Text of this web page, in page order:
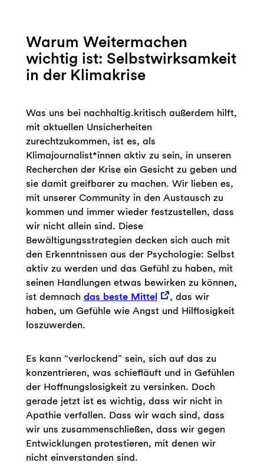
Warum Weitermachen
wichtig ist: Selbstwirksamkeit
in der Klimakrise
Was uns bei nachhaltig.kritisch außerdem hilft,
mit aktuellen Unsicherheiten
zurechtzukommen, ist es, als
Klimajournalist*innen aktiv zu sein, in unseren
Recherchen der Krise ein Gesicht zu geben und
sie damit greifbarer zu machen. Wir lieben es,
mit unserer Community in den Austausch zu
kommen und immer wieder festzustellen, dass
wir nicht allein sind. Diese
Bewältigungsstrategien decken sich auch mit
den Erkenntnissen aus der Psychologie: Selbst
aktiv zu werden und das Gefühl zu haben, mit
seinen Handlungen etwas bewirken zu können,
ist demnach das beste Mittel
, das wir
haben, um Gefühle wie Angst und Hilflosigkeit
loszuwerden.
Es kann “verlockend” sein, sich auf das zu
konzentrieren, was schiefläuft und in Gefühlen
der Hoffnungslosigkeit zu versinken. Doch
gerade jetzt ist es wichtig, dass wir nicht in
Apathie verfallen. Dass wir wach sind, dass
wir uns zusammenschließen, dass wir gegen
Entwicklungen protestieren, mit denen wir
nicht einverstanden sind.